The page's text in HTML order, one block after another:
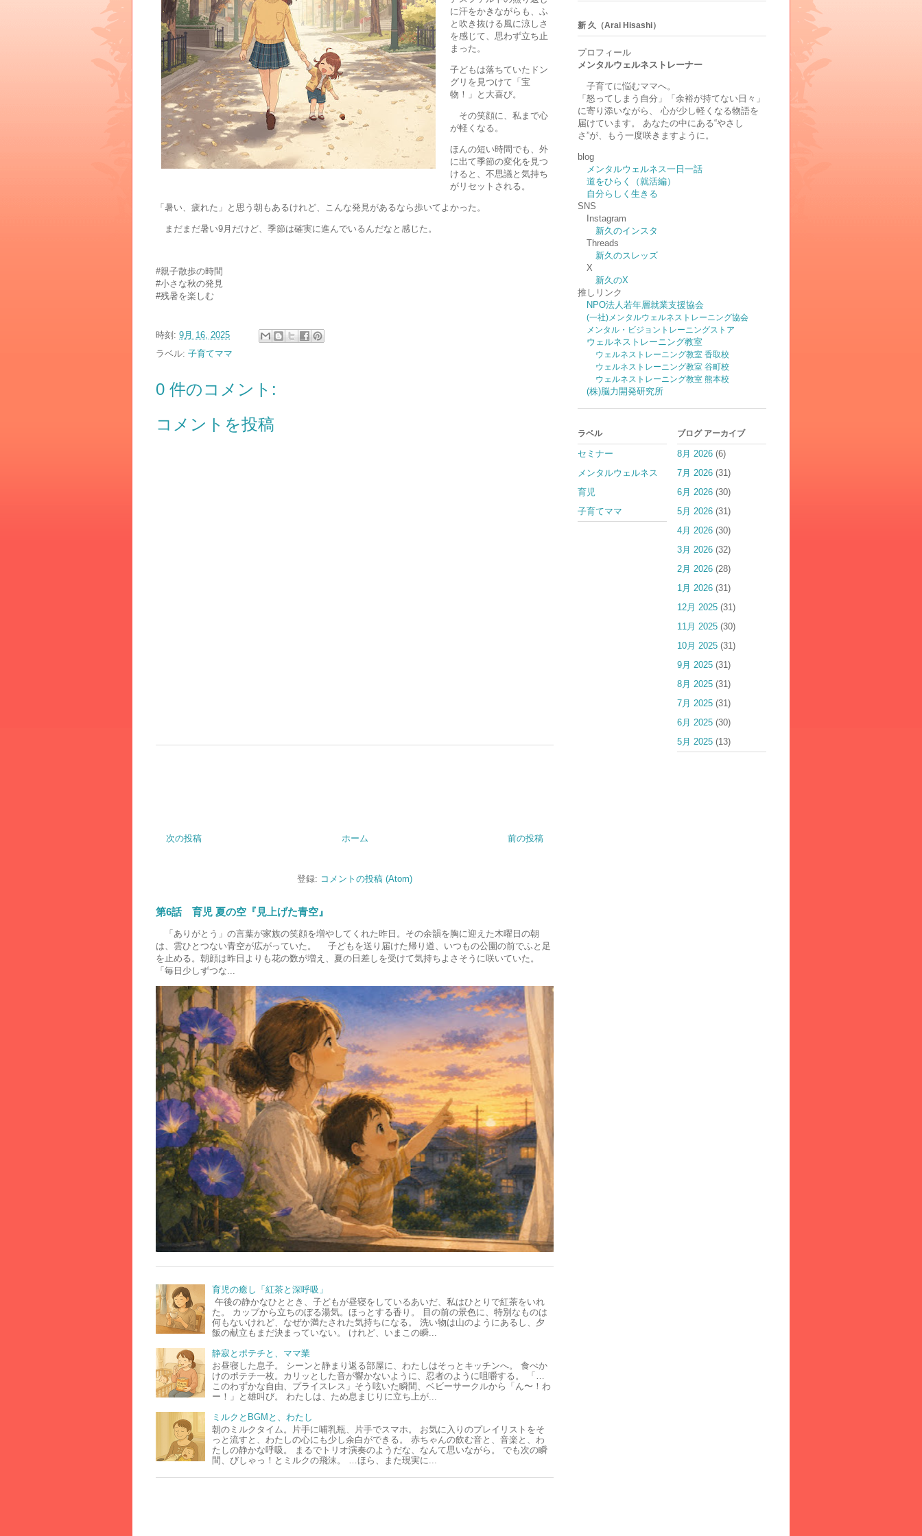
に汗をかきながらも、ふ
と吹き抜ける風に涼しさ
を感じて、思わず立ち止
まった。
子どもは落ちていたドン
グリを見つけて「宝
物！」と大喜び。
その笑顔に、私まで心
が軽くなる。
ほんの短い時間でも、外
に出て季節の変化を見つ
けると、不思議と気持ち
がリセットされる。
「暑い、疲れた」と思う朝もあるけれど、こんな発見があるなら歩いてよかった。
まだまだ暑い9月だけど、季節は確実に進んでいるんだなと感じた。
#親子散歩の時間
#小さな秋の発見
#残暑を楽しむ
時刻: 9月 16, 2025
ラベル: 子育てママ
0 件のコメント:
コメントを投稿
次の投稿 前の投稿
ホーム
登録: コメントの投稿 (Atom)
第6話 育児 夏の空『見上げた青空』
「ありがとう」の言葉が家族の笑顔を増やしてくれた昨日。その余韻を胸に迎えた木曜日の朝
は、雲ひとつない青空が広がっていた。 子どもを送り届けた帰り道、いつもの公園の前でふと足
を止める。朝顔は昨日よりも花の数が増え、夏の日差しを受けて気持ちよさそうに咲いていた。
「毎日少しずつな...
育児の癒し「紅茶と深呼吸」
午後の静かなひととき、子どもが昼寝をしているあいだ、私はひとりで紅茶をいれ
た。 カップから立ちのぼる湯気。ほっとする香り。 目の前の景色に、特別なものは
何もないけれど、なぜか満たされた気持ちになる。 洗い物は山のようにあるし、夕
飯の献立もまだ決まっていない。 けれど、いまこの瞬...
静寂とポテチと、ママ業
お昼寝した息子。 シーンと静まり返る部屋に、わたしはそっとキッチンへ。 食べか
けのポテチ一枚。カリッとした音が響かないように、忍者のように咀嚼する。 「…
このわずかな自由、プライスレス」そう呟いた瞬間、ベビーサークルから「ん〜！わ
ー！」と雄叫び。 わたしは、ため息まじりに立ち上が...
ミルクとBGMと、わたし
朝のミルクタイム。片手に哺乳瓶、片手でスマホ。 お気に入りのプレイリストをそ
っと流すと、わたしの心にも少し余白ができる。 赤ちゃんの飲む音と、音楽と、わ
たしの静かな呼吸。 まるでトリオ演奏のようだな、なんて思いながら。 でも次の瞬
間、びしゃっ！とミルクの飛沫。 …ほら、また現実に...
新 久（Arai Hisashi）
プロフィール
メンタルウェルネストレーナー
子育てに悩むママへ。
「怒ってしまう自分」「余裕が持てない日々」
に寄り添いながら、 心が少し軽くなる物語を
届けています。 あなたの中にある“やさし
さ”が、もう一度咲きますように。
blog
メンタルウェルネス一日一話
道をひらく（就活編）
自分らしく生きる
SNS
Instagram
新久のインスタ
Threads
新久のスレッズ
X
新久のX
推しリンク
NPO法人若年層就業支援協会
(一社)メンタルウェルネストレーニング協会
メンタル・ビジョントレーニングストア
ウェルネストレーニング教室
ウェルネストレーニング教室 香取校
ウェルネストレーニング教室 谷町校
ウェルネストレーニング教室 熊本校
(株)脳力開発研究所
ラベル
セミナー
メンタルウェルネス
育児
子育てママ
ブログ アーカイブ
8月 2026 (6)
7月 2026 (31)
6月 2026 (30)
5月 2026 (31)
4月 2026 (30)
3月 2026 (32)
2月 2026 (28)
1月 2026 (31)
12月 2025 (31)
11月 2025 (30)
10月 2025 (31)
9月 2025 (31)
8月 2025 (31)
7月 2025 (31)
6月 2025 (30)
5月 2025 (13)